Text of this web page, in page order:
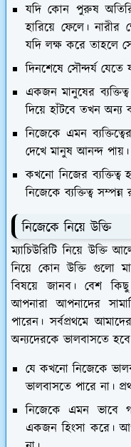
যদি কোন পুরুষ
হারিয়ে ফেলে। নারীর
যদি লক্ষ করে তাহলে
দিনশেষে সৌন্দর্য যেতে
একজন মানুষের
দিয়ে হাঁটবে তখন অন্য
নিজেকে এমন
দেখে মানুষ আনন্দ পায়।
কখনো নিজের ব্যক্তিত্ব
নিজেকে ব্যক্তিত্ব
নিজেকে নিয়ে উক্তি
ম্যাচিউরিটি নিয়ে
নিয়ে কোন উক্তি গুলো
বিষয়ে জানব। বেশ
আপনারা আপনাদের
পারেন। সর্বপ্রথমে
অন্যদেরকে ভালবাসতে
যে কখনো নিজেকে
ভালবাসতে পারে না।
নিজেকে এমন
একজন হিংসা করে।